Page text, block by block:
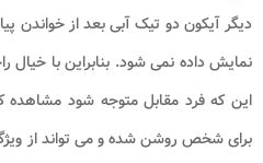
دیگر آیکون دو تیک آبی بعد از خواندن
نمایش داده نمی شود. بنابراین با خیال
این که فرد مقابل متوجه شود مشاهده
برای شخص روشن شده و می تواند از